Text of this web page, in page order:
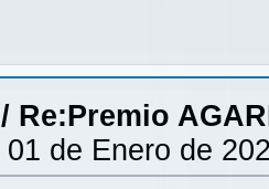
/ Re:Premio
01 de Enero de